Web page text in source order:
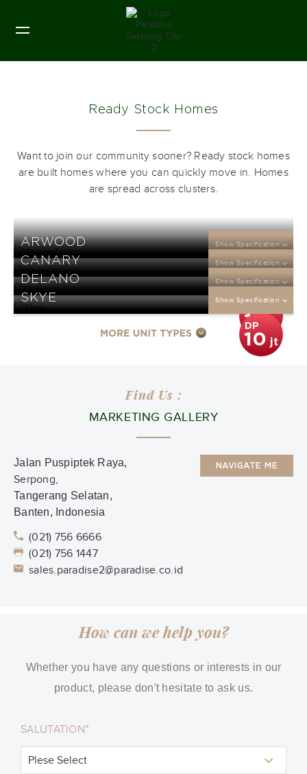
Ready Stock Homes
Want to join our community sooner? Ready stock homes
are built homes where you can quickly move in. Homes
are spread across clusters.
DP
10jt
ARWOOD Show Specification
DP
10jt
CANARY Show Specification
10 jt
DELANO Show Specification
DP
10 jt
SKYE Show Specification
Find Us :
MARKETING GALLERY
Jalan Puspiptek Raya,
Serpong,
Tangerang Selatan,
Banten, Indonesia
NAVIGATE ME
(021) 756 6666
(021) 756 1447
sales.paradise2@paradise.co.id
How can we help you?
Whether you have any questions or interests in our
product, please don't hesitate to ask us.
SALUTATION*